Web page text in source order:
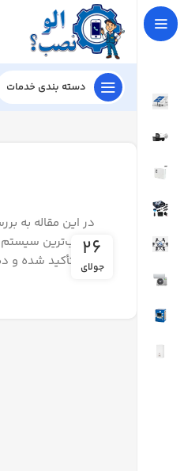
دسته بندی خدمات
26
جولای
مناسب‌ترین
الونصب تأکید شده و